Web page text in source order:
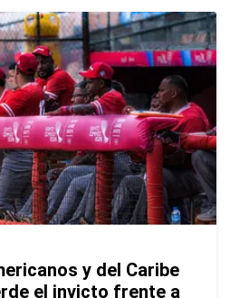
y del Caribe
el invicto frente a